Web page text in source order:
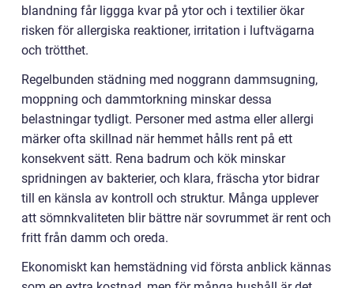
blandning får liggga kvar på ytor och i textilier ökar
risken för allergiska reaktioner, irritation i luftvägarna
och trötthet.
Regelbunden städning med noggrann dammsugning,
moppning och dammtorkning minskar dessa
belastningar tydligt. Personer med astma eller allergi
märker ofta skillnad när hemmet hålls rent på ett
konsekvent sätt. Rena badrum och kök minskar
spridningen av bakterier, och klara, fräscha ytor bidrar
till en känsla av kontroll och struktur. Många upplever
att sömnkvaliteten blir bättre när sovrummet är rent och
fritt från damm och oreda.
Ekonomiskt kan hemstädning vid första anblick kännas